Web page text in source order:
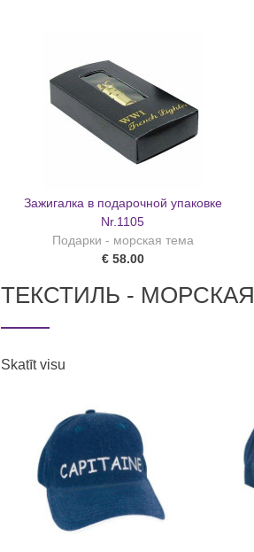
Зажигалка в подарочной упаковке
Nr.1105
Подарки - морская тема
€ 58.00
ТЕКСТИЛЬ -
Skatīt visu